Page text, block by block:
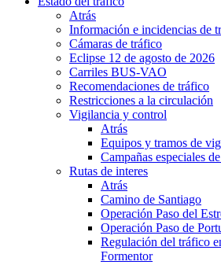
Atrás
Información e incidencias de
Cámaras de tráfico
Eclipse 12 de agosto de 2026
Carriles BUS-VAO
Recomendaciones de tráfico
Restricciones a la circulación
Vigilancia y control
Atrás
Equipos y tramos de
Campañas especiales
Rutas de interes
Atrás
Camino de Santiago
Operación Paso del
Operación Paso de
Regulación del tráfico
Formentor